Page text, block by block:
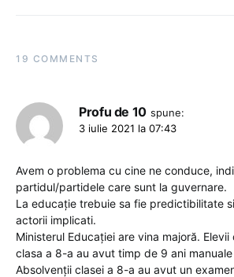
19 COMMENTS
Profu de 10 spune:
3 iulie 2021 la 07:43
Avem o problema cu cine ne conduce,
partidul/partidele care sunt la guvernare.
La educație trebuie sa fie predictibilitate
actorii implicati.
Ministerul Educației are vina majoră.
clasa a 8-a au avut timp de 9 ani
Absolvenții clasei a 8-a au avut un